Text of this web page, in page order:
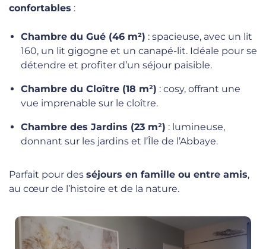
confortables :
Chambre du Gué (46 m²) : spacieuse, avec un lit
160, un lit gigogne et un canapé-lit. Idéale pour se
détendre et profiter d’un séjour paisible.
Chambre du Cloître (18 m²) : cosy, offrant une
vue imprenable sur le cloître.
Chambre des Jardins (23 m²) : lumineuse,
donnant sur les jardins et l’Île de l’Abbaye.
Parfait pour des séjours en famille ou entre amis,
au cœur de l’histoire et de la nature.